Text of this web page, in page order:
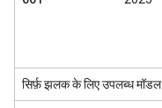
सिर्फ़ झलक के लिए उपलब्ध मॉडल